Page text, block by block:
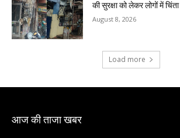
की सुरक्षा को लेकर लोगों में चिंता
August 8, 2026
Load more
आज की ताजा खबर